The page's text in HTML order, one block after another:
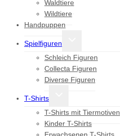
Waldtiere
Wildtiere
Handpuppen
Spielfiguren
Schleich Figuren
Collecta Figuren
Diverse Figuren
T-Shirts
T-Shirts mit Tiermotiven
Kinder T-Shirts